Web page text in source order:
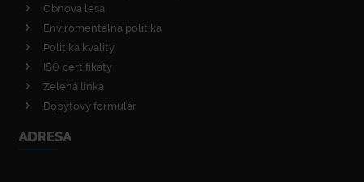
Obnova lesa
Enviromentálna politika
Politika kvality
ISO certifikáty
Zelená linka
Dopytový formulár
ADRESA